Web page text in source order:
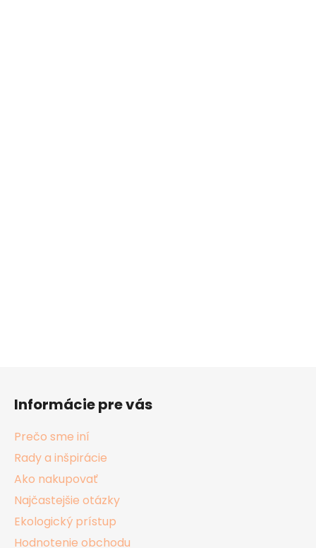
Informácie pre vás
Prečo sme iní
Rady a inšpirácie
Ako nakupovať
Najčastejšie otázky
Ekologický prístup
Hodnotenie obchodu